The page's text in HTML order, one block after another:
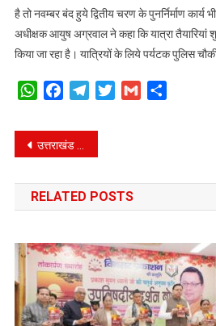
है तो नवम्बर बंद हुये द्वितीय चरण के पुनर्निर्माण
अधीक्षक आयुष अग्रवाल ने कहा कि यात्रा तैयारियां
किया जा रहा है। यात्रियों के लिये पर्यटक पुलिस
WhatsAppFacebookTelegramTwitterGmail
Post
navigation
उत्तराखंड सरकार ने वृद्धावस्था पेंशन में की बढ़ोतरी, अब पति-पत्नी दोनों को मिलेगा पेंशन
RELATED POSTS